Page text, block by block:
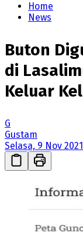
Home
News
Buton
di
Keluar
G
Gustam
Selasa, 9 Nov 2021